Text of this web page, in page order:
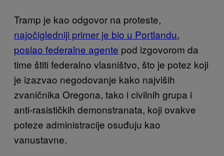
Tramp je kao odgovor na proteste,
najočigledniji primer je bio u Portlandu,
poslao federalne agente pod izgovorom da
time štiti federalno vlasništvo, što je potez koji
je izazvao negodovanje kako najviših
zvaničnika Oregona, tako i civilnih grupa i
anti-rasističkih demonstranata, koji ovakve
poteze administracije osuđuju kao
vanustavne.